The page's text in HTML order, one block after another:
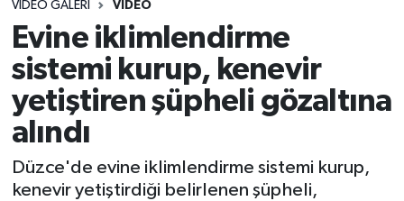
VIDEO GALERI VIDEO
Evine iklimlendirme
sistemi kurup, kenevir
yetiştiren şüpheli gözaltına
alındı
Düzce'de evine iklimlendirme sistemi kurup,
kenevir yetiştirdiği belirlenen şüpheli,